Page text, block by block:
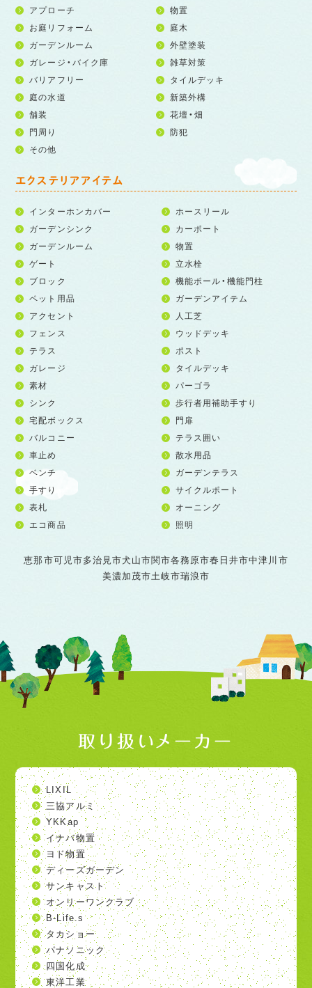
アプローチ
物置
お庭リフォーム
庭木
ガーデンルーム
外壁塗装
ガレージ・バイク庫
雑草対策
バリアフリー
タイルデッキ
庭の水道
新築外構
舗装
花壇・畑
門周り
防犯
その他
エクステリアアイテム
インターホンカバー
ホースリール
ガーデンシンク
カーポート
ガーデンルーム
物置
ゲート
立水栓
ブロック
機能ポール・機能門柱
ペット用品
ガーデンアイテム
アクセント
人工芝
フェンス
ウッドデッキ
テラス
ポスト
ガレージ
タイルデッキ
素材
パーゴラ
シンク
歩行者用補助手すり
宅配ボックス
門扉
バルコニー
テラス囲い
車止め
散水用品
ベンチ
ガーデンテラス
手すり
サイクルポート
表札
オーニング
エコ商品
照明
恵那市可児市多治見市犬山市関市各務原市春日井市中津川市
美濃加茂市土岐市瑞浪市
取り扱いメーカー
LIXIL
三協アルミ
YKKap
イナバ物置
ヨド物置
ディーズガーデン
サンキャスト
オンリーワンクラブ
B-Life.s
タカショー
パナソニック
四国化成
東洋工業